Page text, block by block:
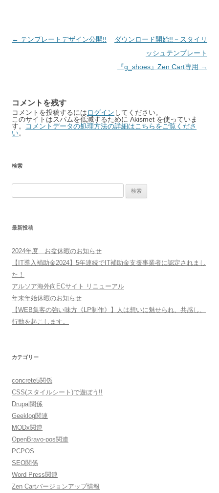
Post
← テンプレートデザイン公開!!
ダウンロード開始!!－スタイリ
ッシュテンプレート
『g_shoes』Zen Cart専用 →
コメントを残す
コメントを投稿するにはログイン してください。
このサイトはスパムを低減するために Akismet を使っていま
す。
コメントデータの処理方法の詳細はこちらをご覧くださ
い。
検索
最新投稿
2024年度 お盆休暇のお知らせ
【IT導入補助金2024】5年連続でIT補助金支援事業者に認定されまし
た！
アルソア海外向ECサイト リニューアル
年末年始休暇のお知らせ
【WEB集客の強い味方《LP制作》】人は想いに魅せられ、共感し、
行動を起こします。
カテゴリー
concrete5関係
CSS(スタイルシート)で遊ぼう!!
Drupal関係
Geeklog関連
MODx関連
OpenBravo-pos関連
PCPOS
SEO関係
Word Press関連
Zen Cartバージョンアップ情報